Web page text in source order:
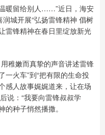
暖留给别人……”近日，海安
城开展“弘扬雷锋精神 倡树
雷锋精神在春日里绽放新光
稚嫩而真挚的声音讲述雷锋
一火车”到“把有限的生命投
感人故事娓娓道来，让在场
说：“我要向雷锋叔叔学
种子悄然播撒。